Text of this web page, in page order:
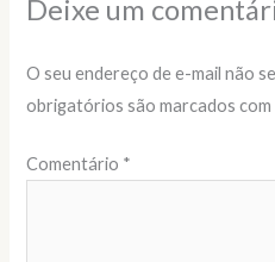
Deixe um
O seu endereço de e-mail não
obrigatórios são marcados com
Comentário *